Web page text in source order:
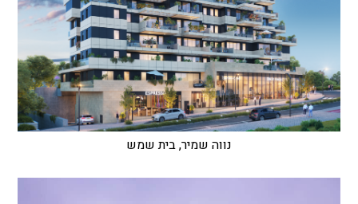
נווה שמיר, בית שמש